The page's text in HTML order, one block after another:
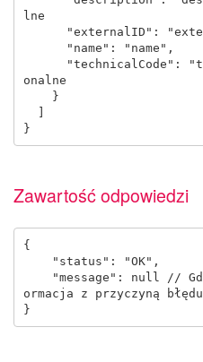
lne
onalne
Zawartość odpowiedzi
{
ormacja z przyczyną błędu